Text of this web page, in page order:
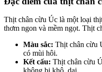
Thịt chân cừu Úc là một loại
thơm ngon và mềm ngọt. Thịt
Màu sắc: Thịt chân cừu
có mùi hôi.
Kết cấu: Thịt chân cừu